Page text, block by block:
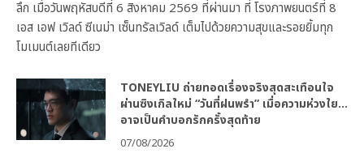
ลึก เมื่อวันพฤหัสบดีที่ 6 สิงหาคม 2569 ที่ผ่านมา ที่ โรงภาพยนตร์ที่ 8
เอส เอฟ เวิลด์ ซีเนม่า เซ็นทรัลเวิลด์ เต็มไปด้วยความสุขและรอยยิ้มทุก
โมเมนต์เลยทีเดียว
TONEYLIU ถ่ายทอดเรื่องจริงสุดสะเทือนใจ
ผ่านซิงเกิลใหม่ “วันที่ฝนพรำ” เมื่อความห่วงใย…
อาจเป็นคำบอกรักครั้งสุดท้าย
07/08/2026